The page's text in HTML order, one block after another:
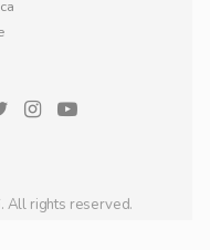
All rights reserved.